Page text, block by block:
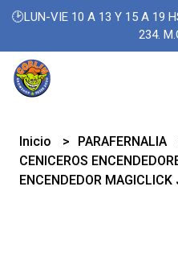
🕑LUN-VIE 10 A 13 Y 15 A 19
234.
Inicio
PARAFERNALIA
CENICEROS
ENCENDEDOR MAGICLICK